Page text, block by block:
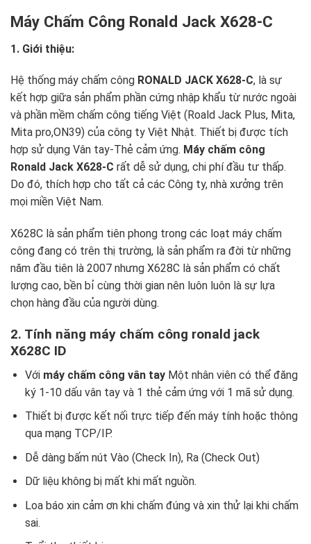
Máy Chấm Công Ronald Jack X628-C
1. Giới thiệu:
Hệ thống máy chấm công RONALD JACK X628-C, là sự
kết hợp giữa sản phẩm phần cứng nhập khẩu từ nước ngoài
và phần mềm chấm công tiếng Việt (Roald Jack Plus, Mita,
Mita pro,ON39) của công ty Việt Nhật. Thiết bị được tích
hợp sử dụng Vân tay-Thẻ cảm ứng. Máy chấm công
Ronald Jack X628-C rất dễ sử dụng, chi phí đầu tư thấp.
Do đó, thích hợp cho tất cả các Công ty, nhà xưởng trên
mọi miền Việt Nam.
X628C là sản phẩm tiên phong trong các loạt máy chấm
công đang có trên thị trường, là sản phẩm ra đời từ những
năm đầu tiên là 2007 nhưng X628C là sản phẩm có chất
lượng cao, bền bỉ cùng thời gian nên luôn luôn là sự lựa
chọn hàng đầu của người dùng.
2. Tính năng máy chấm công ronald jack
X628C ID
Với máy chấm công vân tayMột nhân viên có thể đăng
ký 1-10 dấu vân tay và 1 thẻ cảm ứng với 1 mã sử dụng.
Thiết bị được kết nối trực tiếp đến máy tính hoặc thông
qua mạng TCP/IP.
Dễ dàng bấm nút Vào (Check In), Ra (Check Out)
Dữ liệu không bị mất khi mất nguồn.
Loa báo xin cảm ơn khi chấm đúng và xin thử lại khi chấm
sai.